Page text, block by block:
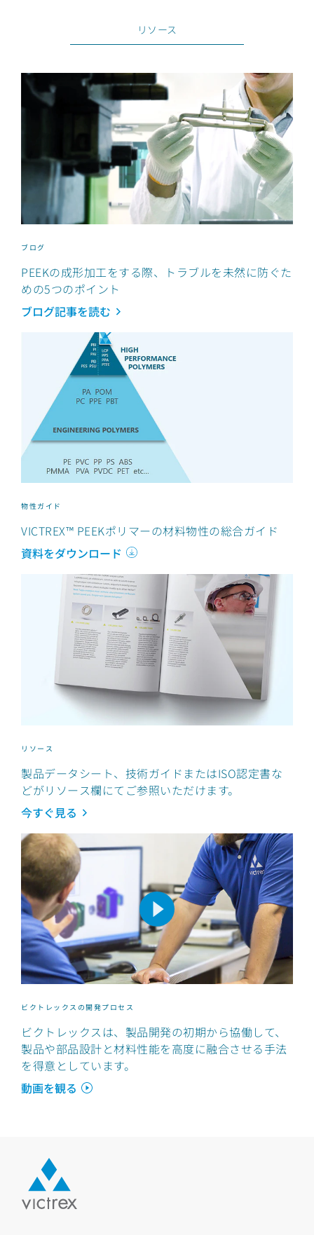
リソース
ブログ
PEEKの成形加工をする際、トラブルを未然に防ぐた
めの5つのポイント
ブログ記事を読む
物性ガイド
VICTREX™ PEEKポリマーの材料物性の総合ガイド
資料をダウンロード
リソース
製品データシート、技術ガイドまたはISO認定書な
どがリソース欄にてご参照いただけます。
今すぐ見る
ビクトレックスの開発プロセス
ビクトレックスは、製品開発の初期から協働して、
製品や部品設計と材料性能を高度に融合させる手法
を得意としています。
動画を観る